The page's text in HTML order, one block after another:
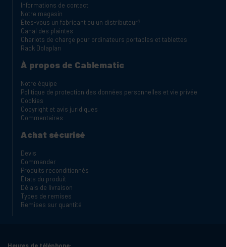
Informations de contact
Notre magasin
Êtes-vous un fabricant ou un distributeur?
Canal des plaintes
Chariots de charge pour ordinateurs portables et tablettes
Rack Dolapları
À propos de Cablematic
Notre équipe
Politique de protection des données personnelles et vie privée
Cookies
Copyright et avis juridiques
Commentaires
Achat sécurisé
Devis
Commander
Produits reconditionnés
États du produit
Délais de livraison
Types de remises
Remises sur quantité
Heures de téléphone: